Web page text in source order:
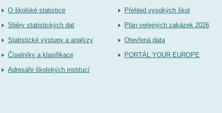
O školské statistice
Sběry statistických dat
Statistické výstupy a analýzy
Číselníky a klasifikace
Adresáře školských institucí
Přehled vysokých škol
Plán veřejných zakázek 2026
Otevřená data
PORTÁL YOUR EUROPE